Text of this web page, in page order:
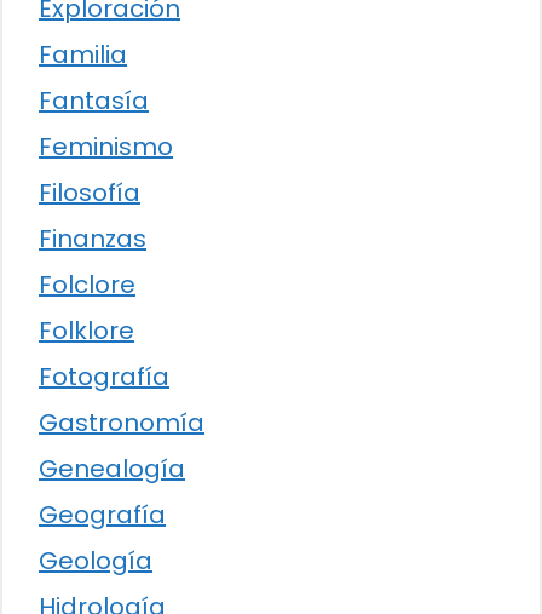
Exploración
Familia
Fantasía
Feminismo
Filosofía
Finanzas
Folclore
Folklore
Fotografía
Gastronomía
Genealogía
Geografía
Geología
Hidrología